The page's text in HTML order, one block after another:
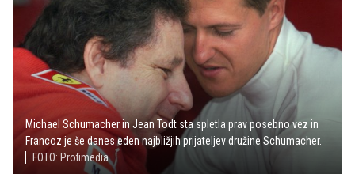
Michael Schumacher in Jean Todt sta spletla prav posebno vez in
Francoz je še danes eden najbližjih prijateljev družine Schumacher.
FOTO: Profimedia